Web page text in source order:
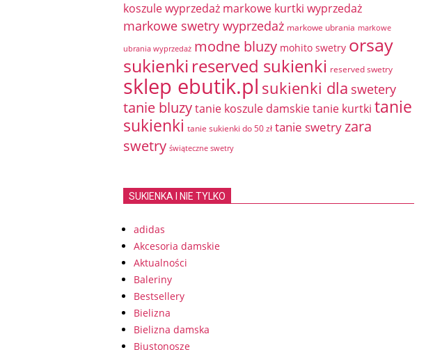
koszule wyprzedaż markowe kurtki wyprzedaż
markowe swetry wyprzedaż markowe ubrania markowe
ubrania wyprzedaż modne bluzy mohito swetry orsay
sukienki reserved sukienki reserved swetry
sklep ebutik.pl sukienki dla swetery
tanie bluzytanie koszule damskietanie kurtki tanie
sukienki tanie sukienki do 50 zł tanie swetryzara
swetry świąteczne swetry
SUKIENKA I NIE TYLKO
adidas
Akcesoria damskie
Aktualności
Baleriny
Bestsellery
Bielizna
Bielizna damska
Biustonosze